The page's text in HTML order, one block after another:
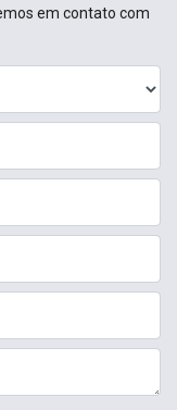
em contato com